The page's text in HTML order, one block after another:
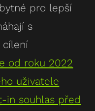
pro lepší
s
cílení
od roku 2022
uživatele
in souhlas před